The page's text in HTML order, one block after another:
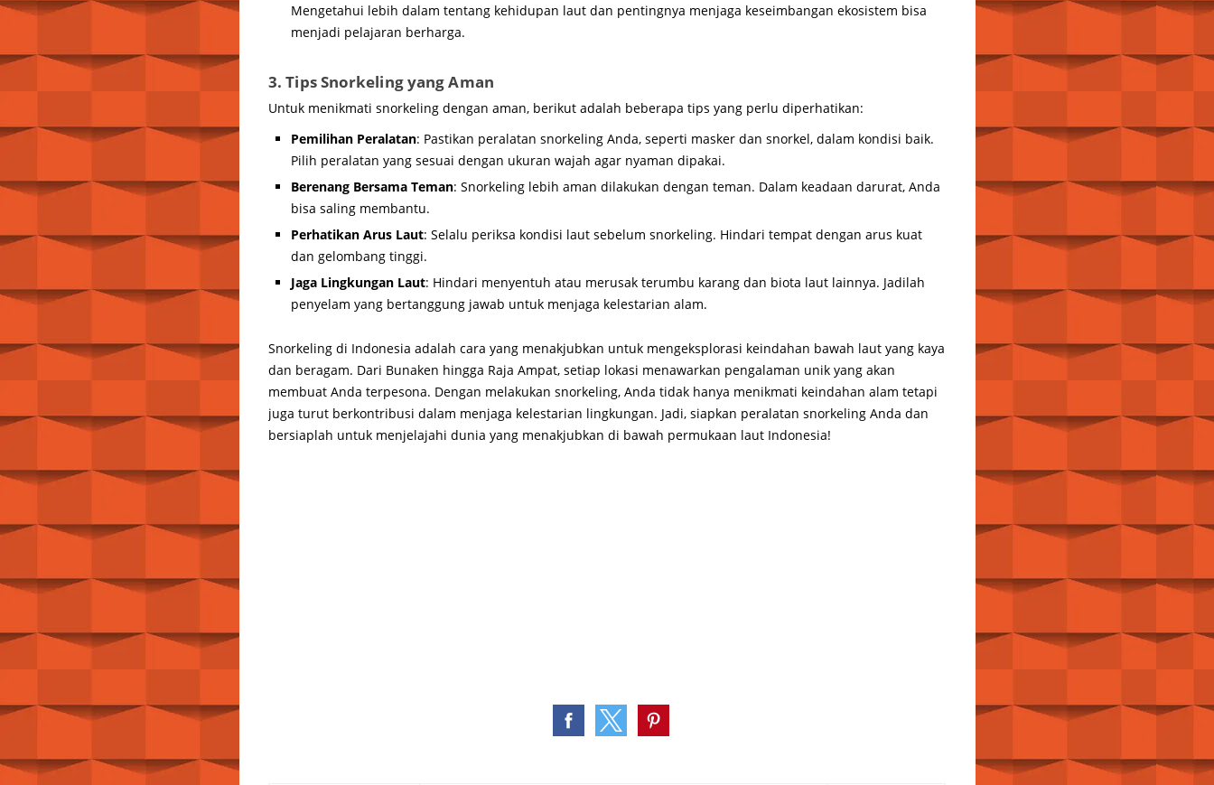
Mengetahui lebih dalam tentang kehidupan laut dan pentingnya menjaga keseimbangan ekosistem bisa
menjadi pelajaran berharga.
3. Tips Snorkeling yang Aman
Untuk menikmati snorkeling dengan aman, berikut adalah beberapa tips yang perlu diperhatikan:
Pemilihan Peralatan: Pastikan peralatan snorkeling Anda, seperti masker dan snorkel, dalam kondisi baik.
Pilih peralatan yang sesuai dengan ukuran wajah agar nyaman dipakai.
Berenang Bersama Teman: Snorkeling lebih aman dilakukan dengan teman. Dalam keadaan darurat, Anda
bisa saling membantu.
Perhatikan Arus Laut: Selalu periksa kondisi laut sebelum snorkeling. Hindari tempat dengan arus kuat
dan gelombang tinggi.
Jaga Lingkungan Laut: Hindari menyentuh atau merusak terumbu karang dan biota laut lainnya. Jadilah
penyelam yang bertanggung jawab untuk menjaga kelestarian alam.
Snorkeling di Indonesia adalah cara yang menakjubkan untuk mengeksplorasi keindahan bawah laut yang kaya
dan beragam. Dari Bunaken hingga Raja Ampat, setiap lokasi menawarkan pengalaman unik yang akan
membuat Anda terpesona. Dengan melakukan snorkeling, Anda tidak hanya menikmati keindahan alam tetapi
juga turut berkontribusi dalam menjaga kelestarian lingkungan. Jadi, siapkan peralatan snorkeling Anda dan
bersiaplah untuk menjelajahi dunia yang menakjubkan di bawah permukaan laut Indonesia!